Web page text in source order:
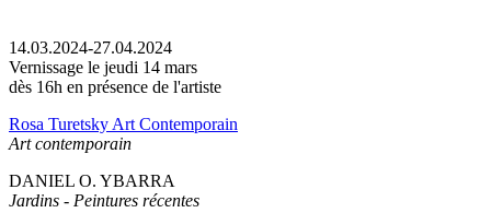
14.03.2024-27.04.2024
Vernissage le jeudi 14 mars
dès 16h en présence de l'artiste
Rosa Turetsky Art Contemporain
Art contemporain
DANIEL O. YBARRA
Jardins - Peintures récentes